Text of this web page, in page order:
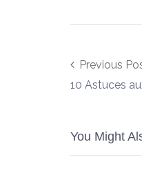
PostPrevious
10 Astuces
You Might